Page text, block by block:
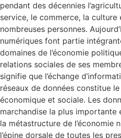
pendant des décennies
service, le commerce, la
nombreuses personnes.
numériques font partie
domaines de l’économie
relations sociales de ses
signifie que l’échange
réseaux de données constitue
économique et sociale. Les
marchandise la plus importante
la métastructure de l’économie
l’épine dorsale de toutes les